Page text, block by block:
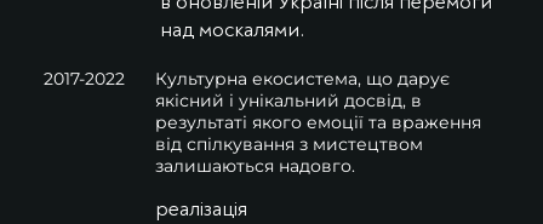
над москалями.
2017-2022
Культурна екосистема, що дарує
якісний і унікальний досвід, в
результаті якого емоції та враження
від спілкування з мистецтвом
залишаються надовго.
реалізація